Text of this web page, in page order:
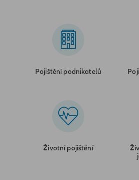
Pojištění podnikatelů
Životní pojištění